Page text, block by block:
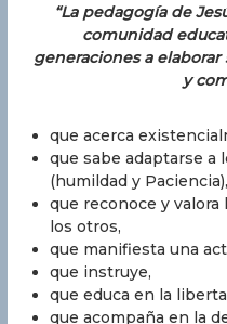
“La pedagogía de
comunidad
generaciones a
y
que acerca
que sabe adaptarse a
(humildad y Paciencia),
que reconoce y valora
los otros,
que manifiesta una
que instruye,
que educa en la
que acompaña en la